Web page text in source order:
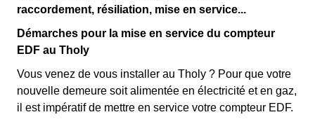
raccordement, résiliation, mise en service...
Démarches pour la mise en service du compteur
EDF au Tholy
Vous venez de vous installer au Tholy ? Pour que votre
nouvelle demeure soit alimentée en électricité et en gaz,
il est impératif de mettre en service votre compteur EDF.